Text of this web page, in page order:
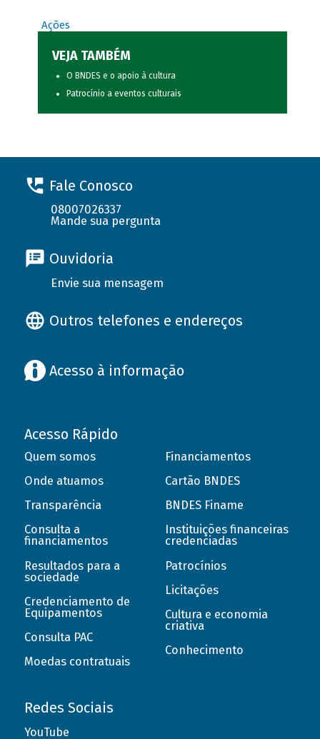
Ações
VEJA TAMBÉM
O BNDES e o apoio à cultura
Patrocínio a eventos culturais
Fale Conosco
08007026337
Mande sua pergunta
Ouvidoria
Envie sua mensagem
Outros telefones e endereços
Acesso à informação
Acesso Rápido
Quem somos
Onde atuamos
Transparência
Consulta a
financiamentos
Resultados para a
sociedade
Credenciamento de
Equipamentos
Consulta PAC
Moedas contratuais
Financiamentos
Cartão BNDES
BNDES Finame
Instituições financeiras
credenciadas
Patrocínios
Licitações
Cultura e economia
criativa
Conhecimento
Redes Sociais
YouTube